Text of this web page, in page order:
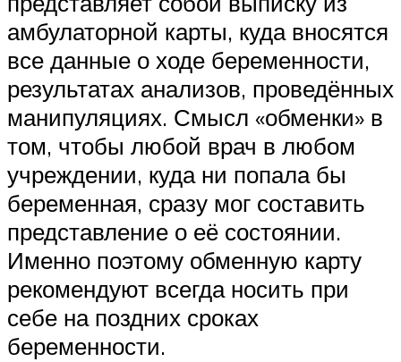
амбулаторной карты, куда вносятся
все данные о ходе беременности,
результатах анализов, проведённых
манипуляциях. Смысл «обменки» в
том, чтобы любой врач в любом
учреждении, куда ни попала бы
беременная, сразу мог составить
представление о её состоянии.
Именно поэтому обменную карту
рекомендуют всегда носить при
себе на поздних сроках
беременности.